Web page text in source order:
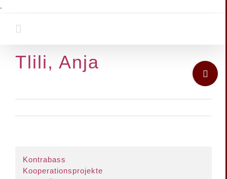
.
Tlili, Anja
Larger
Image
Kontrabass
Kooperationsprojekte
Toggle
Sliding